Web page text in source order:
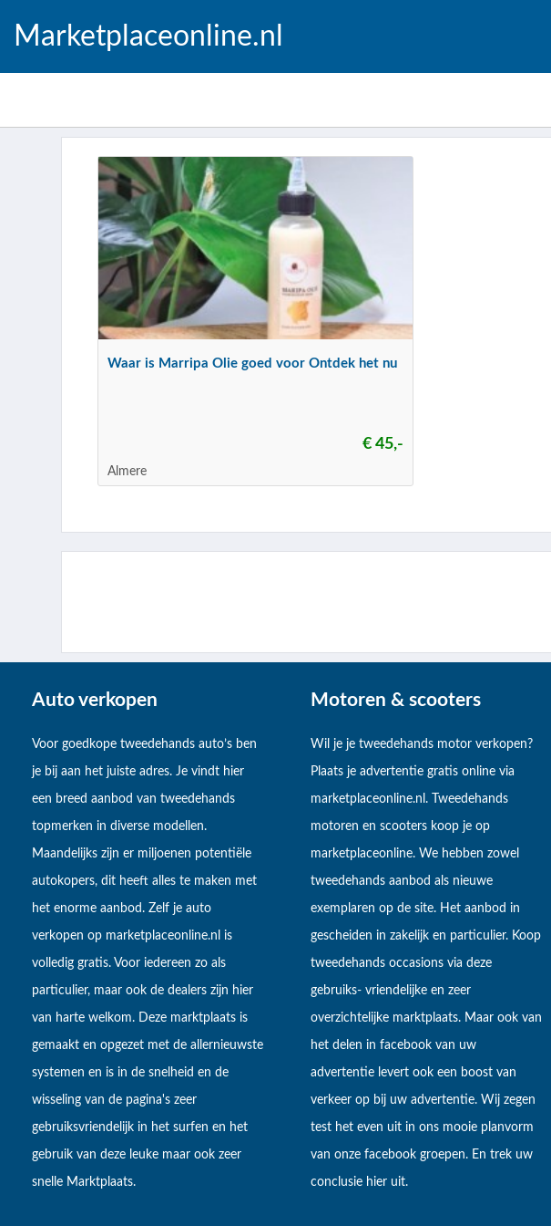
Marketplaceonline.nl
Waar is Marripa Olie goed voor Ontdek het nu
€ 45,-
Almere
Auto verkopen
Voor goedkope tweedehands auto’s ben
je bij aan het juiste adres. Je vindt hier
een breed aanbod van tweedehands
topmerken in diverse modellen.
Maandelijks zijn er miljoenen potentiële
autokopers, dit heeft alles te maken met
het enorme aanbod. Zelf je auto
verkopen op marketplaceonline.nl is
volledig gratis. Voor iedereen zo als
particulier, maar ook de dealers zijn hier
van harte welkom. Deze marktplaats is
gemaakt en opgezet met de allernieuwste
systemen en is in de snelheid en de
wisseling van de pagina's zeer
gebruiksvriendelijk in het surfen en het
gebruik van deze leuke maar ook zeer
snelle Marktplaats.
Motoren & scooters
Wil je je tweedehands motor verkopen?
Plaats je advertentie gratis online via
marketplaceonline.nl. Tweedehands
motoren en scooters koop je op
marketplaceonline. We hebben zowel
tweedehands aanbod als nieuwe
exemplaren op de site. Het aanbod in
gescheiden in zakelijk en particulier. Koop
tweedehands occasions via deze
gebruiks- vriendelijke en zeer
overzichtelijke marktplaats. Maar ook van
het delen in facebook van uw
advertentie levert ook een boost van
verkeer op bij uw advertentie. Wij zegen
test het even uit in ons mooie planvorm
van onze facebook groepen. En trek uw
conclusie hier uit.